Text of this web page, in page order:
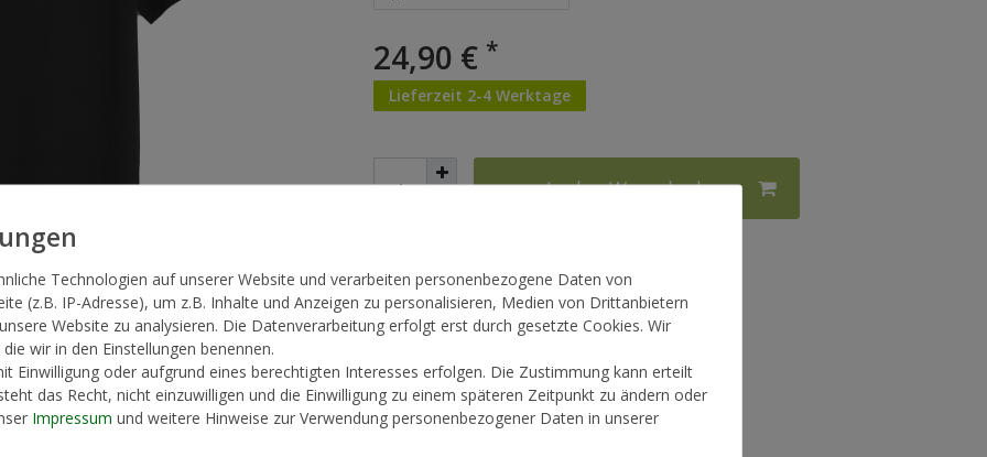
24,90 € *
Lieferzeit 2-4 Werktage
In den Warenkorb
* inkl. ges. MwSt. zzgl.Versandkosten
Technologien auf unserer Website und verarbeiten personenbezogene Daten von
(z.B. IP-Adresse), um z.B. Inhalte und Anzeigen zu personalisieren, Medien von Drittanbietern
Website zu analysieren. Die Datenverarbeitung erfolgt erst durch gesetzte Cookies. Wir
wir in den Einstellungen benennen.
Einwilligung oder aufgrund eines berechtigten Interesses erfolgen. Die Zustimmung kann erteilt
das Recht, nicht einzuwilligen und die Einwilligung zu einem späteren Zeitpunkt zu ändern oder
Impressum und weitere Hinweise zur Verwendung personenbezogener Daten in unserer